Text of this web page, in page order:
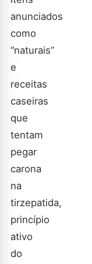
anunciados
como
“naturais”
e
receitas
caseiras
que
tentam
pegar
carona
na
tirzepatida,
princípio
ativo
do